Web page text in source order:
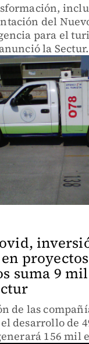
del
para el
la Sectur.
proyectos
suma 9 mil
de las
desarrollo de
156 mil